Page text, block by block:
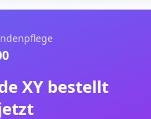
XY bestellt